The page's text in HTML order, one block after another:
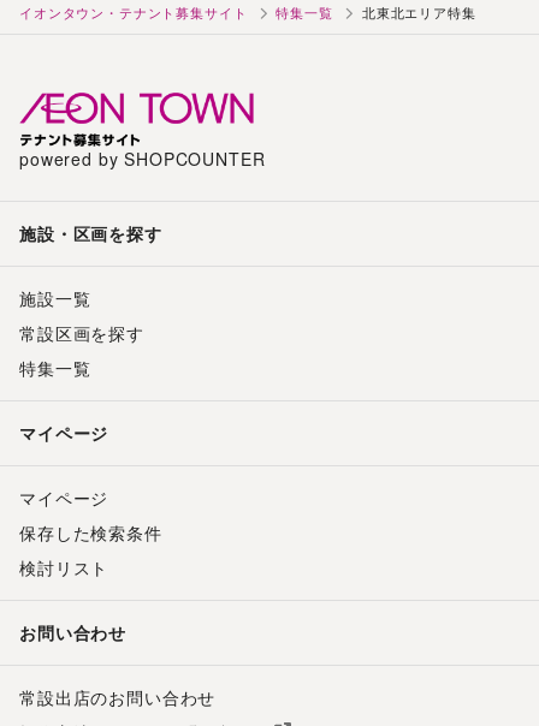
イオンタウン・テナント募集サイト 特集一覧 北東北エリア特集
powered by SHOPCOUNTER
施設・区画を探す
施設一覧
常設区画を探す
特集一覧
マイページ
マイページ
保存した検索条件
検討リスト
お問い合わせ
常設出店のお問い合わせ